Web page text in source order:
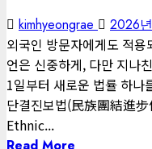
아침마다 지혜
[아침마다 지혜 #438] 44
줄을 섰습니다
2026년 08월 06일
5
kimhyeongrae 2026
외국인 방문자에게도 적용
언은 신중하게, 다만 지나
1일부터 새로운 법률 하나
단결진보법(民族團結進
Ethnic...
Read More